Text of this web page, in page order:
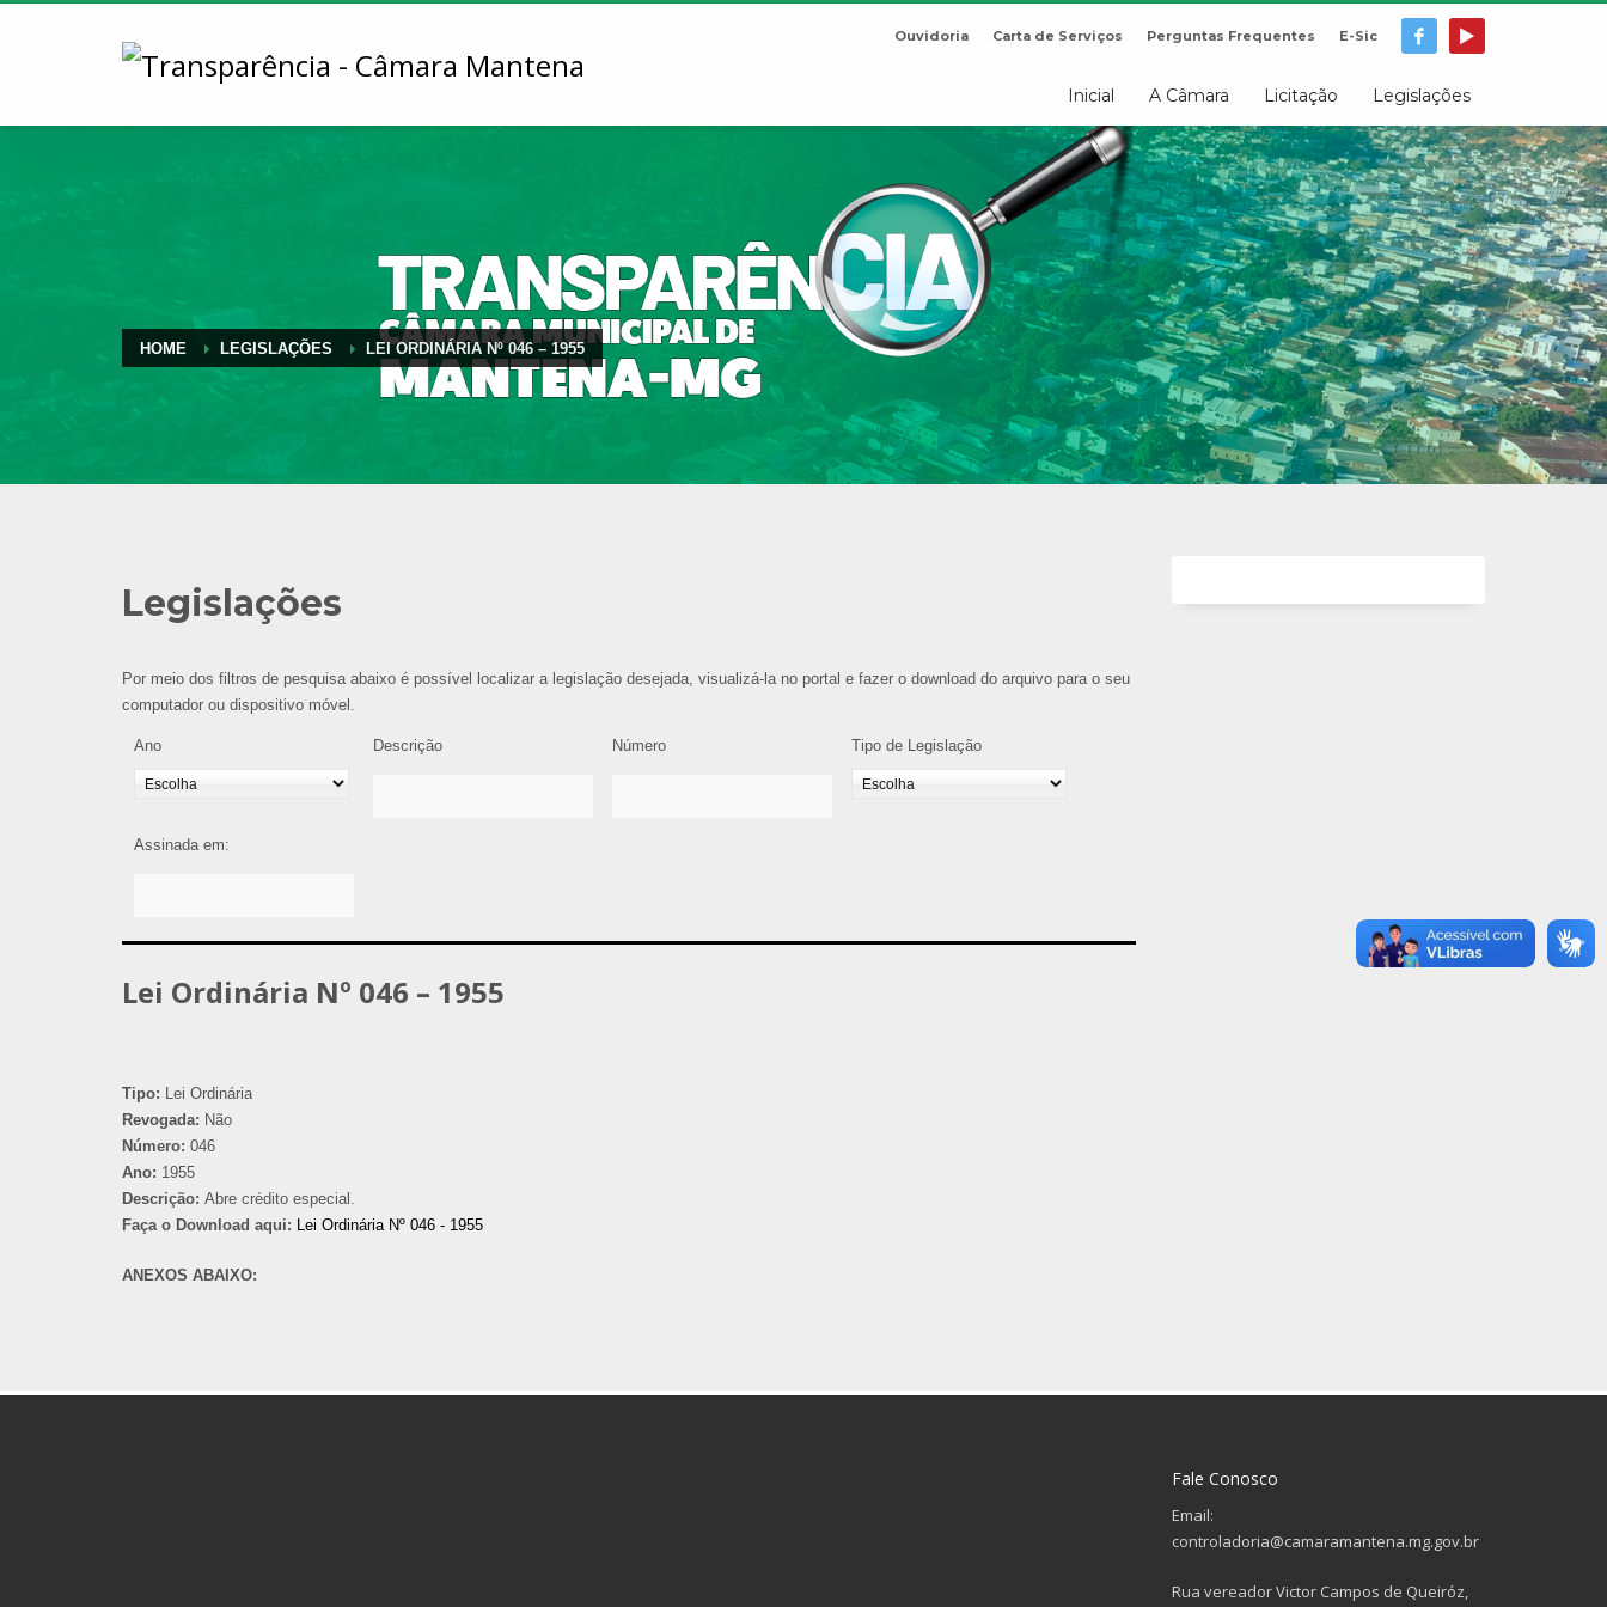
Ouvidoria Carta de Serviços Perguntas Frequentes E-Sic
Inicial A Câmara Licitação Legislações
HOME LEGISLAÇÕES LEI ORDINÁRIA Nº 046 – 1955
Legislações
Por meio dos filtros de pesquisa abaixo é possível localizar a legislação desejada, visualizá-la no portal e fazer o download do arquivo para o seu
computador ou dispositivo móvel.
Ano Descrição Número Tipo de Legislação
Assinada em:
Lei Ordinária Nº 046 – 1955
Tipo: Lei Ordinária
Revogada: Não
Número: 046
Ano: 1955
Descrição: Abre crédito especial.
Faça o Download aqui: Lei Ordinária Nº 046 - 1955
ANEXOS ABAIXO:
Fale Conosco
Email:
controladoria@camaramantena.mg.gov.br
Rua vereador Victor Campos de Queiróz,